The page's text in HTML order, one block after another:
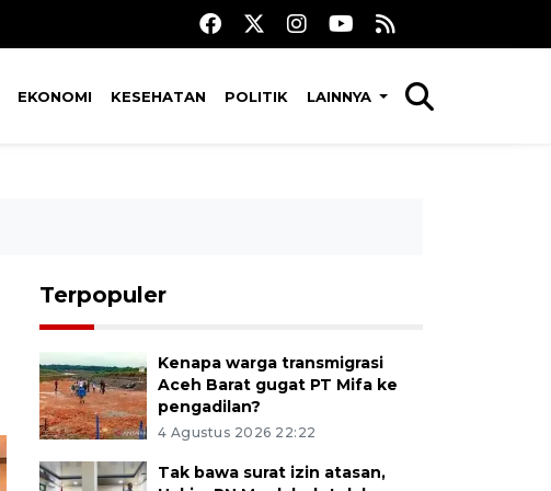
EKONOMI KESEHATAN POLITIK LAINNYA
Terpopuler
Kenapa warga transmigrasi
Aceh Barat gugat PT Mifa ke
pengadilan?
4 Agustus 2026 22:22
Tak bawa surat izin atasan,